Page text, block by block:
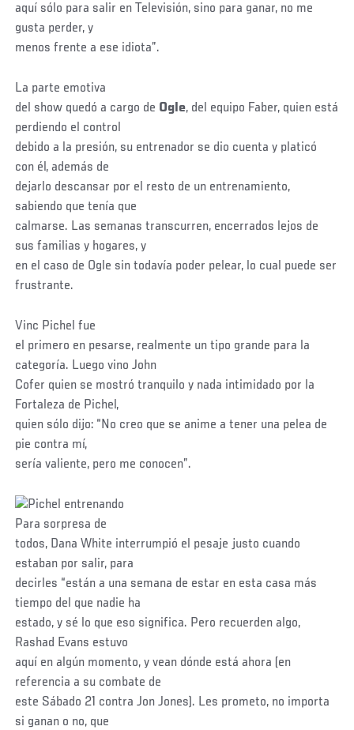
aquí sólo para salir en Televisión, sino para ganar, no me
gusta perder, y
menos frente a ese idiota”.
La parte emotiva
del show quedó a cargo de Ogle, del equipo Faber, quien está
perdiendo el control
debido a la presión, su entrenador se dio cuenta y platicó
con él, además de
dejarlo descansar por el resto de un entrenamiento,
sabiendo que tenía que
calmarse. Las semanas transcurren, encerrados lejos de
sus familias y hogares, y
en el caso de Ogle sin todavía poder pelear, lo cual puede ser
frustrante.
Vinc Pichel fue
el primero en pesarse, realmente un tipo grande para la
categoría. Luego vino John
Cofer quien se mostró tranquilo y nada intimidado por la
Fortaleza de Pichel,
quien sólo dijo: “No creo que se anime a tener una pelea de
pie contra mí,
sería valiente, pero me conocen”.
Para sorpresa de
todos, Dana White interrumpió el pesaje justo cuando
estaban por salir, para
decirles “están a una semana de estar en esta casa más
tiempo del que nadie ha
estado, y sé lo que eso significa. Pero recuerden algo,
Rashad Evans estuvo
aquí en algún momento, y vean dónde está ahora (en
referencia a su combate de
este Sábado 21 contra Jon Jones). Les prometo, no importa
si ganan o no, que